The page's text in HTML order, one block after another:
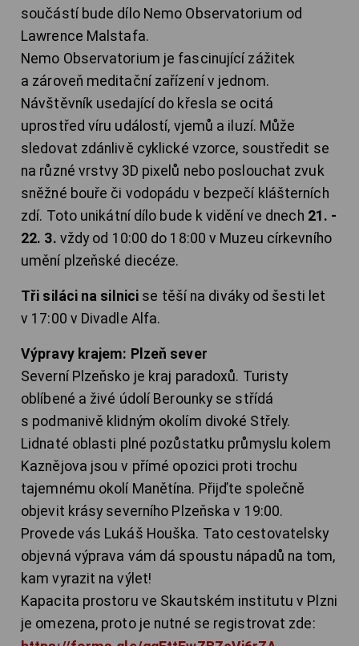
součástí bude dílo Nemo Observatorium od
Lawrence Malstafa.
Nemo Observatorium je fascinující zážitek
a zároveň meditační zařízení v jednom.
Návštěvník usedající do křesla se ocitá
uprostřed víru událostí, vjemů a iluzí. Může
sledovat zdánlivě cyklické vzorce, soustředit se
na různé vrstvy 3D pixelů nebo poslouchat zvuk
sněžné bouře či vodopádu v bezpečí klášterních
zdí. Toto unikátní dílo bude k vidění ve dnech 21. -
22. 3. vždy od 10:00 do 18:00 v Muzeu církevního
umění plzeňské diecéze.
Tři siláci na silnici se těší na diváky od šesti let
v 17:00 v Divadle Alfa.
Výpravy krajem: Plzeň sever
Severní Plzeňsko je kraj paradoxů. Turisty
oblíbené a živé údolí Berounky se střídá
s podmanivě klidným okolím divoké Střely.
Lidnaté oblasti plné pozůstatku průmyslu kolem
Kaznějova jsou v přímé opozici proti trochu
tajemnému okolí Manětína. Přijďte společně
objevit krásy severního Plzeňska v 19:00.
Provede vás Lukáš Houška. Tato cestovatelsky
objevná výprava vám dá spoustu nápadů na tom,
kam vyrazit na výlet!
Kapacita prostoru ve Skautském institutu v Plzni
je omezena, proto je nutné se registrovat zde: